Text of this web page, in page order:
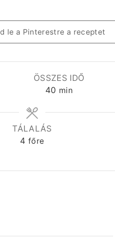
le a Pinterestre a receptet
ÖSSZES IDŐ
40 perc
min
TÁLALÁS
4 főre